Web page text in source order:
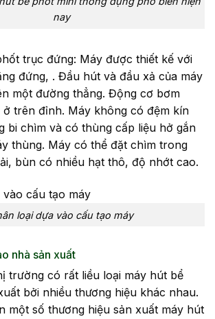
nay
trục đứng: Máy được thiết kế với
đứng, . Đầu hút và đầu xả của máy
một đường thẳng. Động cơ bơm
ở trên đỉnh. Máy không có đệm kín
bi chìm và có thùng cấp liệu hở gắn
thùng. Máy có thể đặt chìm trong
bùn có nhiều hạt thô, độ nhớt cao.
loại dựa vào cấu tạo máy
nhà sản xuất
trường có rất liều loại máy hút bể
bởi nhiều thương hiệu khác nhau.
một số thương hiệu sản xuất máy hút